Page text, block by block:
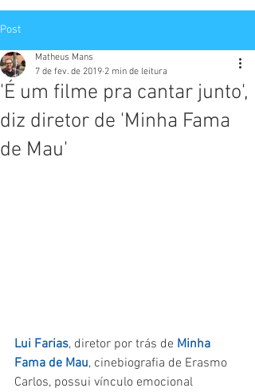
Post
'É um filme pra cantar junto',
diz diretor de 'Minha Fama
de Mau'
Matheus Mans
7 de fev. de 2019 2 min de leitura
Lui Farias, diretor por trás de Minha
Fama de Mau, cinebiografia de Erasmo
Carlos, possui vínculo emocional